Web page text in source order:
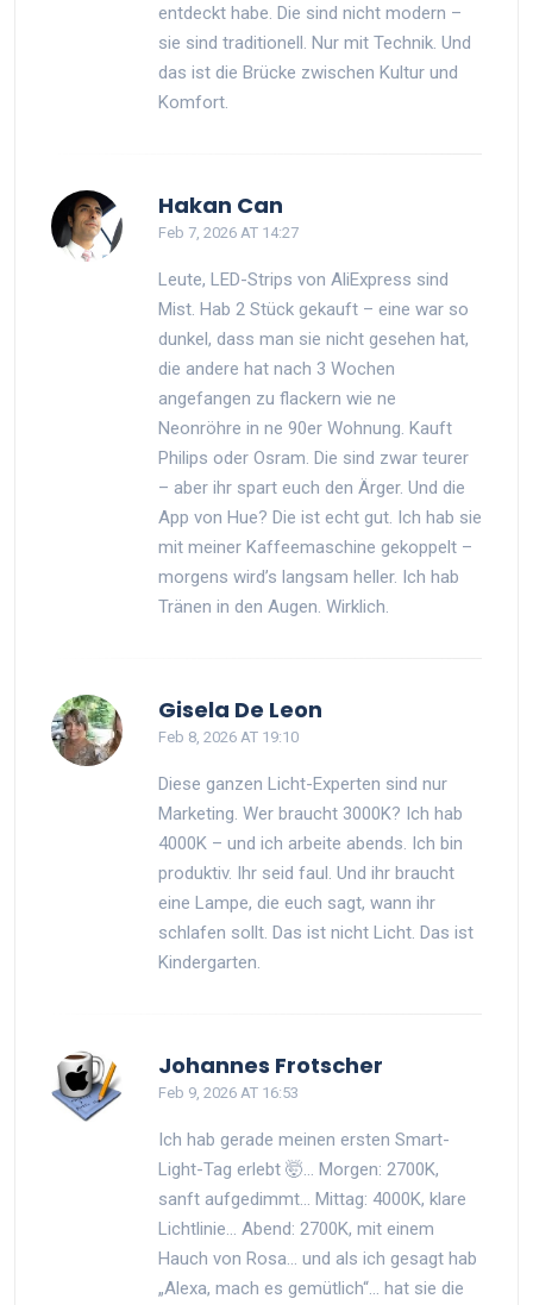
entdeckt habe. Die sind nicht modern –
sie sind traditionell. Nur mit Technik. Und
das ist die Brücke zwischen Kultur und
Komfort.
Hakan Can
Feb 7, 2026 AT 14:27
Leute, LED-Strips von AliExpress sind
Mist. Hab 2 Stück gekauft – eine war so
dunkel, dass man sie nicht gesehen hat,
die andere hat nach 3 Wochen
angefangen zu flackern wie ne
Neonröhre in ne 90er Wohnung. Kauft
Philips oder Osram. Die sind zwar teurer
– aber ihr spart euch den Ärger. Und die
App von Hue? Die ist echt gut. Ich hab sie
mit meiner Kaffeemaschine gekoppelt –
morgens wird’s langsam heller. Ich hab
Tränen in den Augen. Wirklich.
Gisela De Leon
Feb 8, 2026 AT 19:10
Diese ganzen Licht-Experten sind nur
Marketing. Wer braucht 3000K? Ich hab
4000K – und ich arbeite abends. Ich bin
produktiv. Ihr seid faul. Und ihr braucht
eine Lampe, die euch sagt, wann ihr
schlafen sollt. Das ist nicht Licht. Das ist
Kindergarten.
Johannes Frotscher
Feb 9, 2026 AT 16:53
Ich hab gerade meinen ersten Smart-
Light-Tag erlebt 🤯… Morgen: 2700K,
sanft aufgedimmt… Mittag: 4000K, klare
Lichtlinie… Abend: 2700K, mit einem
Hauch von Rosa… und als ich gesagt hab
„Alexa, mach es gemütlich“… hat sie die